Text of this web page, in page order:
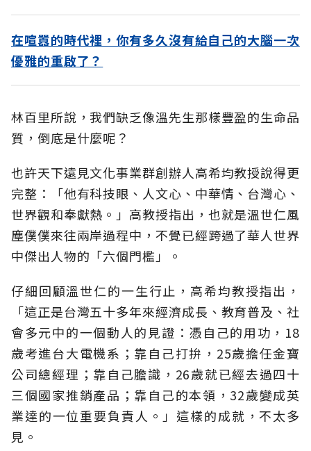
在喧囂的時代裡，你有多久沒有給自己的大腦一次
優雅的重啟了？
林百里所說，我們缺乏像溫先生那樣豐盈的生命品
質，倒底是什麼呢？
也許天下遠見文化事業群創辦人高希均教授說得更
完整：「他有科技眼、人文心、中華情、台灣心、
世界觀和奉獻熱。」高教授指出，也就是溫世仁風
塵僕僕來往兩岸過程中，不覺已經跨過了華人世界
中傑出人物的「六個門檻」。
仔細回顧溫世仁的一生行止，高希均教授指出，
「這正是台灣五十多年來經濟成長、教育普及、社
會多元中的一個動人的見證：憑自己的用功，18
歲考進台大電機系；靠自己打拚，25歲擔任金寶
公司總經理；靠自己膽識，26歲就已經去過四十
三個國家推銷產品；靠自己的本領，32歲變成英
業達的一位重要負責人。」這樣的成就，不太多
見。